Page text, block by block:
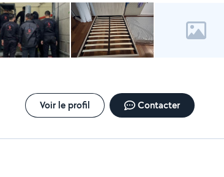
Voir le profil Contacter